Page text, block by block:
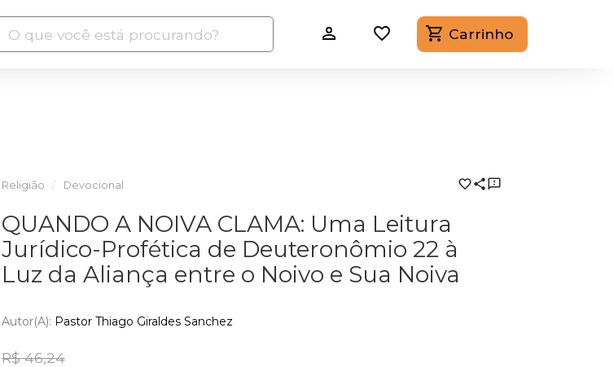
Carrinho
Religião Devocional
QUANDO A NOIVA CLAMA: Uma Leitura
Jurídico-Profética de Deuteronômio 22 à
Luz da Aliança entre o Noivo e Sua Noiva
Autor(a): Pastor Thiago Giraldes Sanchez
R$ 46,24